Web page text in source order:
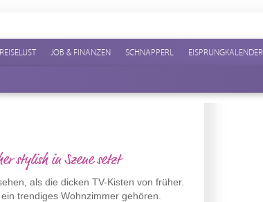
REISELUST JOB & FINANZEN SCHNAPPERL EISPRUNGKALENDER
stylish in Szene setzt
als die dicken TV-Kisten von früher.
trendiges Wohnzimmer gehören.